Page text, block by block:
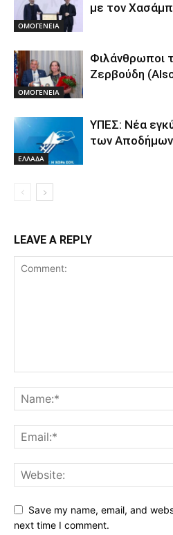
ΟΜΟΓΕΝΕΙΑ
με τον
ΟΜΟΓΕΝΕΙΑ
Φιλάνθρωποι
Ζερβούδη
ΕΛΛΑΔΑ
ΥΠΕΣ: Νέα
των Αποδήμων
LEAVE A REPLY
Save my name, email, and
next time I comment.